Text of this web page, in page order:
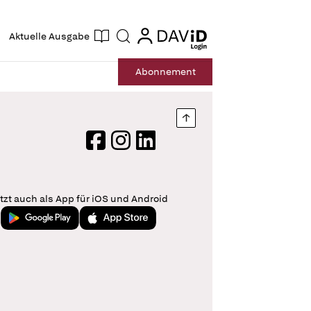
Aktuelle Ausgabe Suche login
login
Abonnement
Nach oben springen
FacebookInstagram
LinkedIn
auch als App für iOS und Android
Jetzt bei Google PlayLaden im App Store